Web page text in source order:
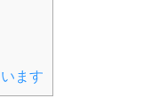
ます